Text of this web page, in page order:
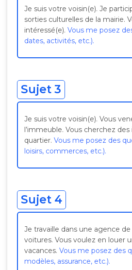
Je suis votre voisin(e). Je
sorties culturelles de la mairie.
intéressé(e). Vous me posez
dates, activités, etc.).
Sujet 3
Je suis votre voisin(e). Vous
l’immeuble. Vous cherchez des
quartier. Vous me posez des
loisirs, commerces, etc.).
Sujet 4
Je travaille dans une agence
voitures. Vous voulez en louer
vacances. Vous me posez des
modèles, assurance, etc.).